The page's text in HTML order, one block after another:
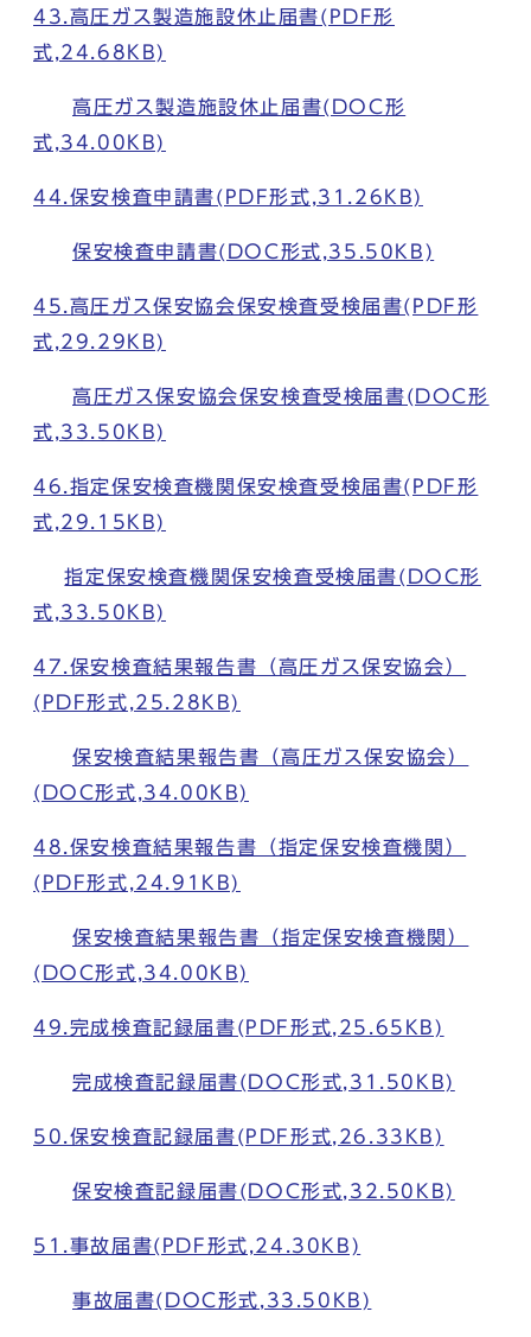
43.高圧ガス製造施設休止届書(PDF形
式,24.68KB)
高圧ガス製造施設休止届書(DOC形
式,34.00KB)
44.保安検査申請書(PDF形式,31.26KB)
保安検査申請書(DOC形式,35.50KB)
45.高圧ガス保安協会保安検査受検届書(PDF形
式,29.29KB)
高圧ガス保安協会保安検査受検届書(DOC形
式,33.50KB)
46.指定保安検査機関保安検査受検届書(PDF形
式,29.15KB)
指定保安検査機関保安検査受検届書(DOC形
式,33.50KB)
47.保安検査結果報告書（高圧ガス保安協会）
(PDF形式,25.28KB)
保安検査結果報告書（高圧ガス保安協会）
(DOC形式,34.00KB)
48.保安検査結果報告書（指定保安検査機関）
(PDF形式,24.91KB)
保安検査結果報告書（指定保安検査機関）
(DOC形式,34.00KB)
49.完成検査記録届書(PDF形式,25.65KB)
完成検査記録届書(DOC形式,31.50KB)
50.保安検査記録届書(PDF形式,26.33KB)
保安検査記録届書(DOC形式,32.50KB)
51.事故届書(PDF形式,24.30KB)
事故届書(DOC形式,33.50KB)